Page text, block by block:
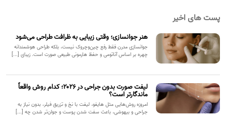
پست های اخیر
هنر جوانسازی؛ وقتی زیبایی به ظرافت طراحی می‌شود
جوانسازی مدرن فقط رفع چین‌وچروک نیست، بلکه طراحی هوشمندانه
چهره بر اساس آناتومی و حفظ هارمونی طبیعی صورت است. زیبای [...]
لیفت صورت بدون جراحی در ۲۰۲۶؛ کدام روش واقعاً
ماندگارتر است؟
امروزه روش‌هایی مثل هایفو، لیفت با نخ و تزریق فیلر، بدون نیاز به
جراحی و بیهوشی، باعث سفت شدن پوست و جوان‌تر شدن چه [...]